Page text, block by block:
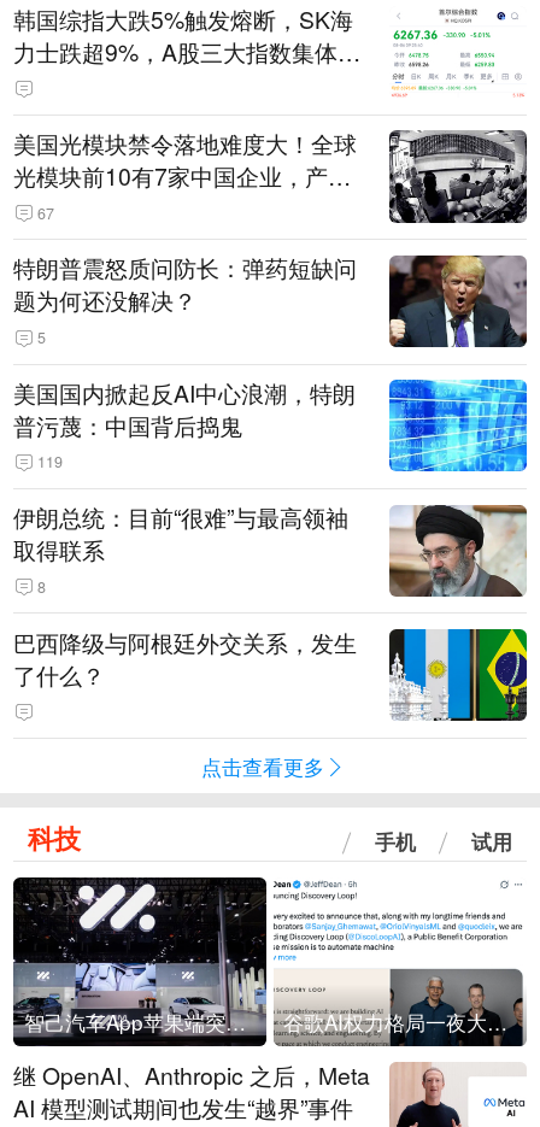
韩国综指大跌5%触发熔断，SK海
力士跌超9%，A股三大指数集体低
开
美国光模块禁令落地难度大！全球
光模块前10有7家中国企业，产业
界人士：想“脱钩”并不容易
67
特朗普震怒质问防长：弹药短缺问
题为何还没解决？
5
美国国内掀起反AI中心浪潮，特朗
普污蔑：中国背后捣鬼
119
伊朗总统：目前“很难”与最高领袖
取得联系
8
巴西降级与阿根廷外交关系，发生
了什么？
点击查看更多
科技 手机 试用
智己汽车App苹果端突然“下架” 谷歌AI权力格局一夜大洗牌
继 OpenAI、Anthropic 之后，Meta
AI 模型测试期间也发生“越界”事件